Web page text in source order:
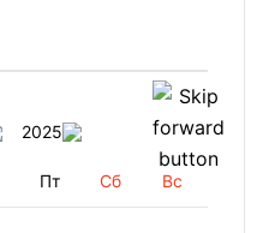
2025
Пт Сб Вс